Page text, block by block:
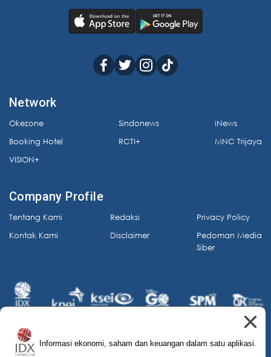
Network
Okezone
Booking Hotel
VISION+
Sindonews
RCTI+
iNews
MNC Trijaya
Company Profile
Tentang Kami
Kontak Kami
Redaksi
Disclaimer
Privacy Policy
Pedoman Media
Siber
© 2026 IDX Channel. All Rights Reserved.
Informasi ekonomi, saham dan keuangan dalam satu aplikasi.